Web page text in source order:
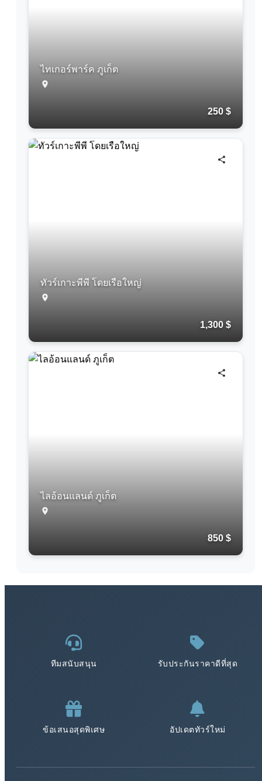
ไทเกอร์พาร์ค ภูเก็ต
250 $
ทัวร์เกาะพีพี โดยเรือใหญ่
1,300 $
ไลอ้อนแลนด์ ภูเก็ต
850 $
ทีมสนับสนุน รับประกันราคาดีที่สุด
ข้อเสนอสุดพิเศษ อัปเดตทัวร์ใหม่